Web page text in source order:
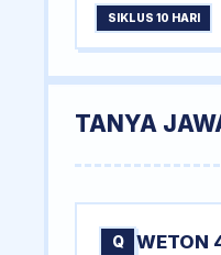
SIKLUS 10 HARI
TANYA
Q WETON